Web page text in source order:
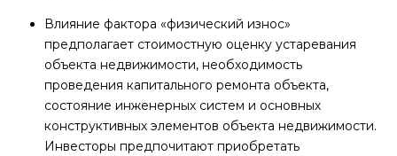
Влияние фактора «физический износ»
предполагает стоимостную оценку устаревания
объекта недвижимости, необходимость
проведения капитального ремонта объекта,
состояние инженерных систем и основных
конструктивных элементов объекта недвижимости.
Инвесторы предпочитают приобретать